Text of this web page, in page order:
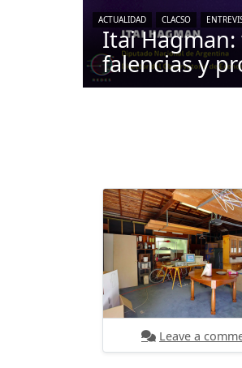
ACTUALIDAD CLACSO
Itai Hagman:
falencias y
Leave a